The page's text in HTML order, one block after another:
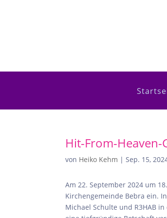
Hit-From-
von Heiko Kehm |Sep. 15,
Am 22. September 2024 um
Kirchengemeinde Bebra ein.
Michael Schulte und R3HAB